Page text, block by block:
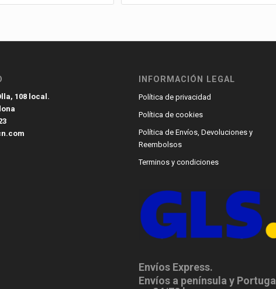
108 local.
INFORMACIÓN LEGAL
Política de privacidad
Política de cookies
Política de Envíos, Devoluciones y
Reembolsos
Terminos y condiciones
Envíos Express.
Envíos a península y Portugal